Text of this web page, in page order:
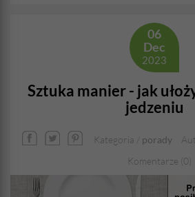
06
Dec
2023
Sztuka manier - jak
jedzeniu
Kategoria / porady
Komentarze (0)